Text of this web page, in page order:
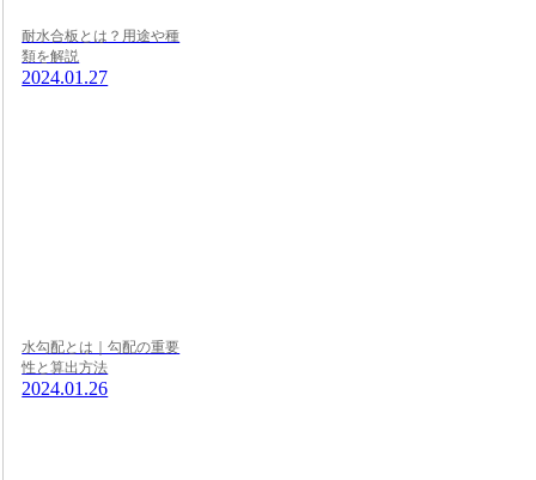
耐水合板とは？用途や種
類を解説
2024.01.27
水勾配とは｜勾配の重要
性と算出方法
2024.01.26